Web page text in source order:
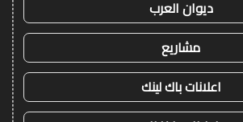
ديوان العرب
مشاريع
اعلانات باك لينك